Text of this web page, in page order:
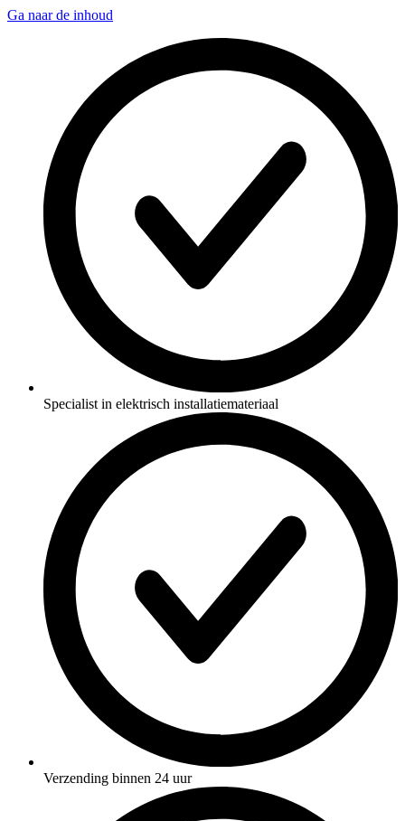
Ga naar de inhoud
Specialist in elektrisch installatiemateriaal
Verzending binnen 24 uur